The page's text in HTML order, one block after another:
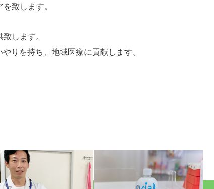
致します。
します。
りを持ち、地域医療に貢献します。